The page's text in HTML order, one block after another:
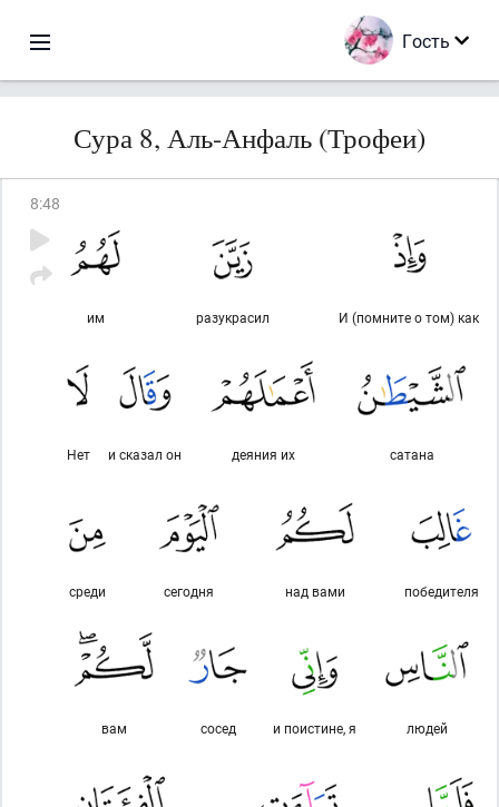
Гость
Сура 8, Аль-Анфаль (Трофеи)
8:48
И (помните о том) как
разукрасил
им
сатана
деяния их
и сказал он
Нет
победителя
над вами
сегодня
среди
людей
и поистине, я
сосед
вам